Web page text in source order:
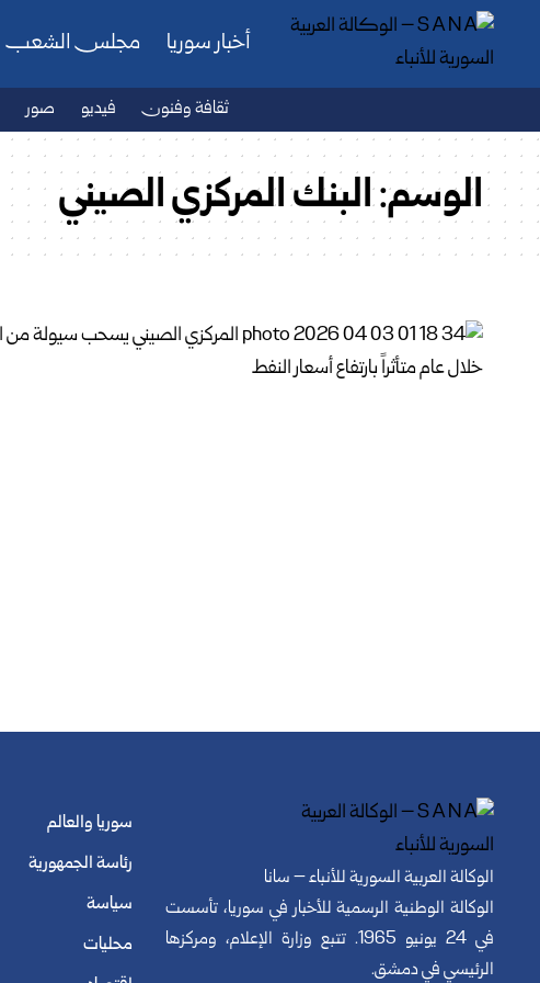
أخبار سوريا مجلس الشعب
ثقافة وفنون فيديو صور
الوسم:البنك المركزي الصيني
الوكالة العربية السورية للأنباء – سانا
الوكالة الوطنية الرسمية للأخبار في سوريا، تأسست
في 24 يونيو 1965. تتبع وزارة الإعلام، ومركزها
الرئيسي في دمشق.
سوريا والعالم
رئاسة الجمهورية
سياسة
محليات